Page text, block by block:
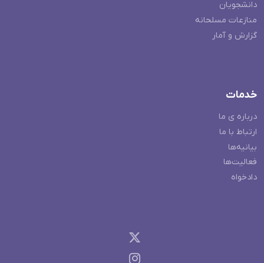
دانشجویان
منازعات مسلحانه
گزارش و آمار
خدمات
درباره ی ما
ارتباط با ما
بیانیه‌ها
فعالیت‌ها
دادخواه